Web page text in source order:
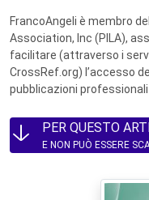
FrancoAngeli è membro
Association, Inc (PILA),
facilitare (attraverso i
CrossRef.org) l’accesso
pubblicazioni
PER QUESTO
E NON PUÒ ESSERE